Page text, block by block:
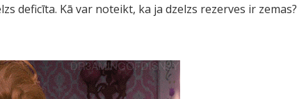
deficīta. Kā var noteikt, ka ja dzelzs rezerves ir zemas?